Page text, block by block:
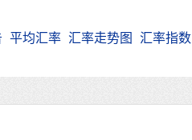
平均汇率 汇率走势图 汇率指数